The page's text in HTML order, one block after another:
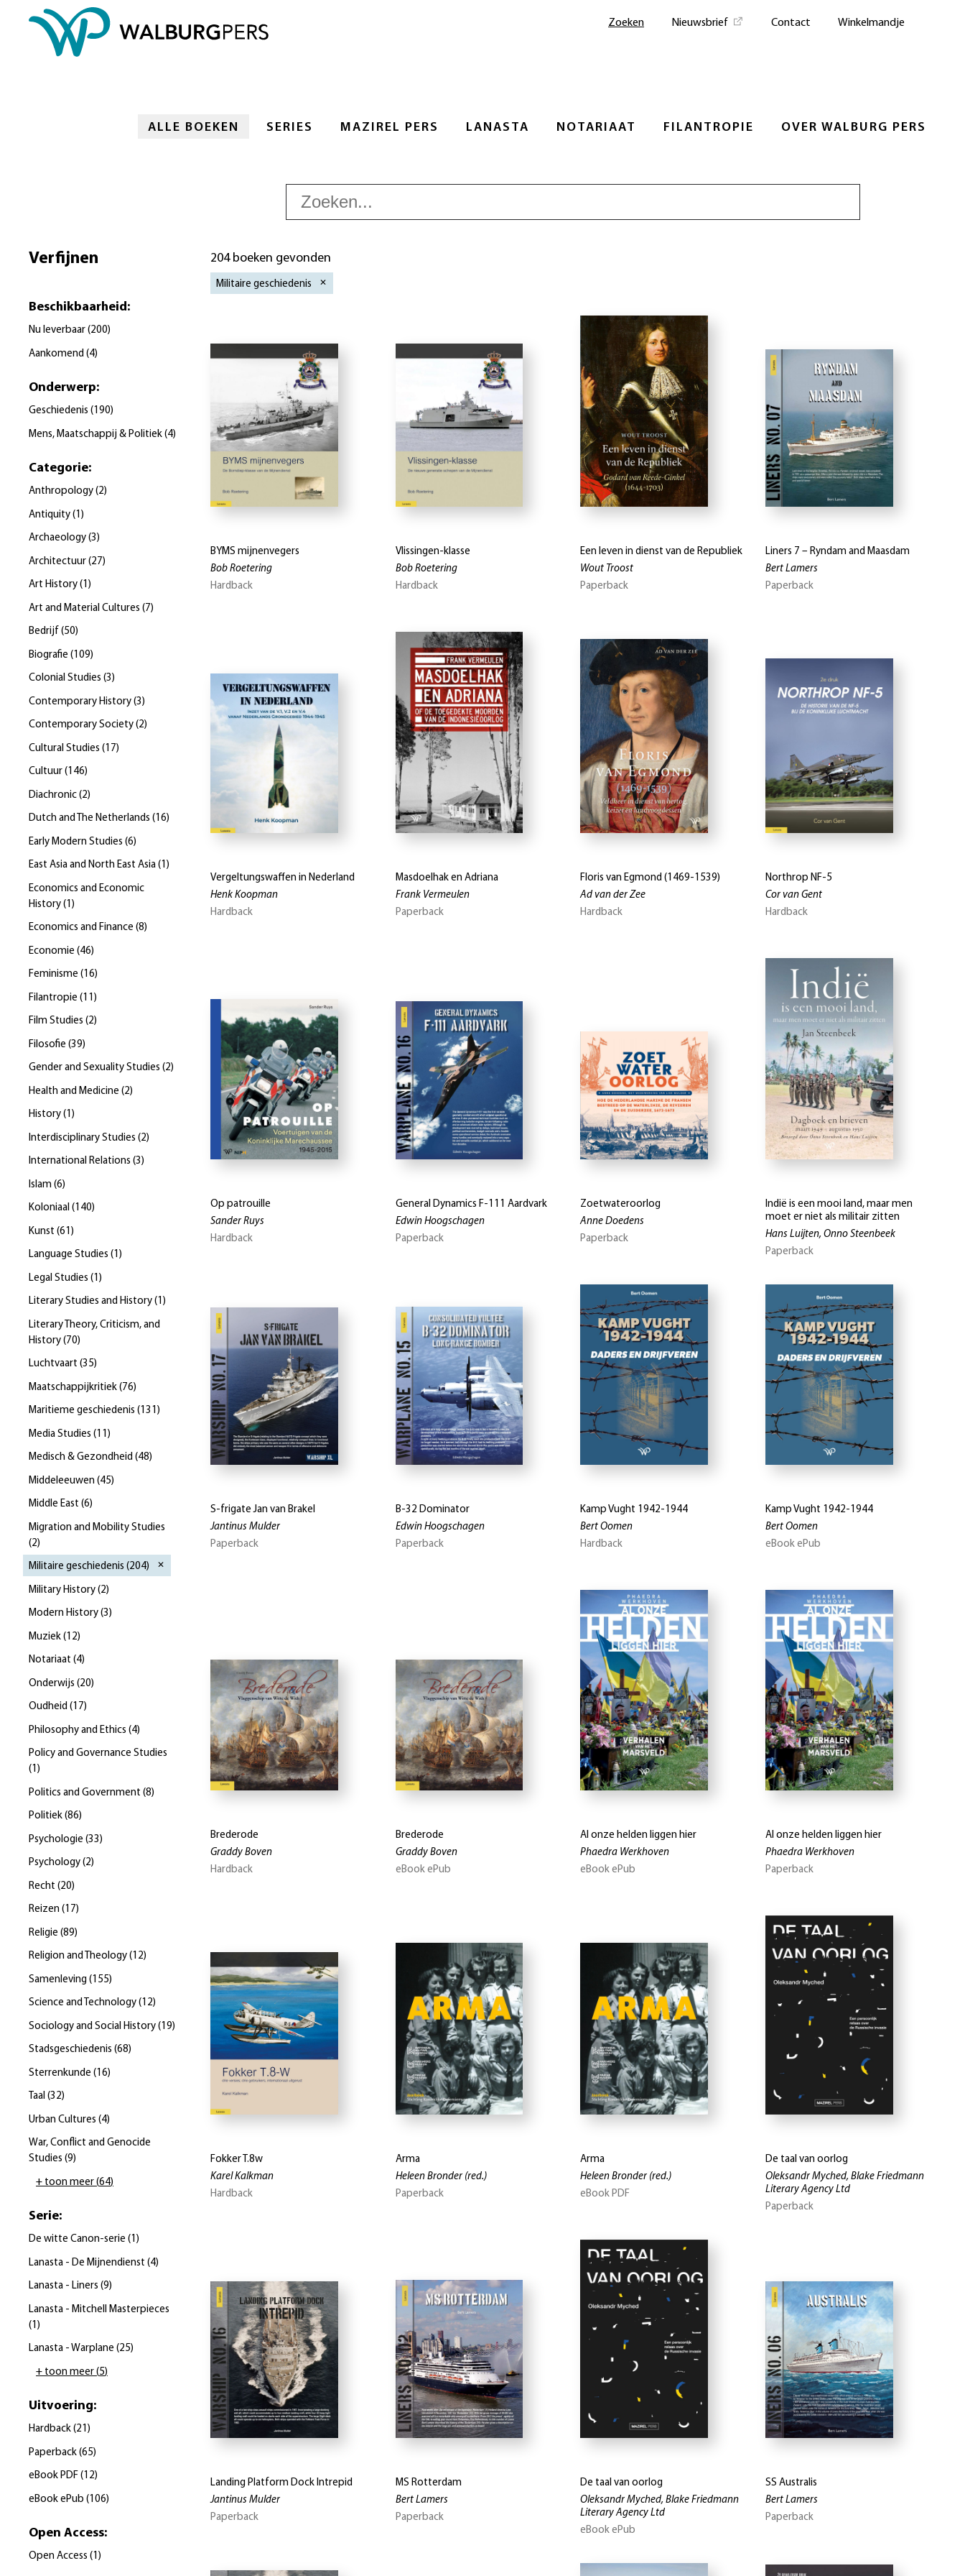
ALLE BOEKEN SERIES MAZIREL PERS LANASTA NOTARIAAT FILANTROPIE OVER WALBURG PERS
Zoeken Nieuwsbrief Contact Winkelmandje
Verfijnen
Beschikbaarheid :
Nu leverbaar (200)
Aankomend (4)
Onderwerp:
Geschiedenis (190)
Mens, Maatschappij & Politiek (4)
Categorie:
Anthropology (2)
Antiquity ( 1 )
Archaeology (3)
Architectuur (27)
Art History (1 )
Art and Material Cultures (7)
Bedrijf (50)
Biografie ( 109)
Colonial Studies (3)
Contemporary History (3 )
Contemporary Society (2)
Cultural Studies ( 17)
Cultuur (146)
Diachronic (2)
Dutch and The Netherlands (16)
Early Modern Studies (6)
East Asia and North East Asia (1 )
Economics and Economic
History ( 1 )
Economics and Finance (8)
Economie (46)
Feminisme (16)
Filantropie ( 11 )
Film Studies (2)
Filosofie (39)
Gender and Sexuality Studies (2)
Health and Medicine (2)
History (1 )
Interdisciplinary Studies (2)
International Relations (3)
Islam (6)
Koloniaal (140)
Kunst (61 )
Language Studies (1 )
Legal Studies ( 1 )
Literary Studies and History (1 )
Literary Theory, Criticism, and
History (70)
Luchtvaart (35)
Maatschappijkritiek (76)
Maritieme geschiedenis (131 )
Media Studies ( 11 )
Medisch & Gezondheid (48)
Middeleeuwen (45)
Middle East (6)
Migration and Mobility Studies
(2)
Militaire geschiedenis (204)
Military History (2)
Modern History (3)
Muziek ( 12)
Notariaat (4)
Onderwijs (20)
Oudheid (17)
Philosophy and Ethics (4)
Policy and Governance Studies
(1 )
Politics and Government (8)
Politiek (86)
Psychologie (33 )
Psychology (2)
Recht (20)
Reizen (17)
Religie (89)
Religion and Theology (12)
Samenleving ( 155)
Science and Technology (12)
Sociology and Social History ( 19)
Stadsgeschiedenis (68)
Sterrenkunde ( 16)
Taal (32)
Urban Cultures (4)
War, Conflict and Genocide
Studies (9)
+ toon meer (64)
Serie:
De witte Canon-serie (1 )
Lanasta - De Mijnendienst (4)
Lanasta - Liners (9)
Lanasta - Mitchell Masterpieces
( 1 )
Lanasta - Warplane (25)
+ toon meer (5)
Uitvoering:
Hardback (21 )
Paperback (65)
eBook PDF (12)
eBook ePub ( 106)
Open Access:
Open Access (1 )
204 boeken gevonden
Militaire geschiedenis
BYMS mijnenvegers
Bob Roetering
Hardback
Vlissingen-klasse
Bob Roetering
Hardback
Een leven in dienst van de Republiek
Wout Troost
Paperback
Liners 7 – Ryndam and Maasdam
Bert Lamers
Paperback
Vergeltungswaffen in Nederland
Henk Koopman
Hardback
Masdoelhak en Adriana
Frank Vermeulen
Paperback
Floris van Egmond (1469-1539)
Ad van der Zee
Hardback
Northrop NF-5
Cor van Gent
Hardback
Op patrouille
Sander Ruys
Hardback
General Dynamics F-111 Aardvark
Edwin Hoogschagen
Paperback
Zoetwateroorlog
Anne Doedens
Paperback
Indië is een mooi land, maar men
moet er niet als militair zitten
Hans Luijten, Onno Steenbeek
Paperback
S-frigate Jan van Brakel
Jantinus Mulder
Paperback
B-32 Dominator
Edwin Hoogschagen
Paperback
Kamp Vught 1942-1944
Bert Oomen
Hardback
Kamp Vught 1942-1944
Bert Oomen
eBook ePub
Brederode
Graddy Boven
Hardback
Brederode
Graddy Boven
eBook ePub
Al onze helden liggen hier
Phaedra Werkhoven
eBook ePub
Al onze helden liggen hier
Phaedra Werkhoven
Paperback
Fokker T.8w
Karel Kalkman
Hardback
Arma
Heleen Bronder (red.)
Paperback
Arma
Heleen Bronder (red.)
eBook PDF
De taal van oorlog
Oleksandr Myched, Blake Friedmann
Literary Agency Ltd
Paperback
Landing Platform Dock Intrepid
Jantinus Mulder
Paperback
MS Rotterdam
Bert Lamers
Paperback
De taal van oorlog
Oleksandr Myched, Blake Friedmann
Literary Agency Ltd
eBook ePub
SS Australis
Bert Lamers
Paperback